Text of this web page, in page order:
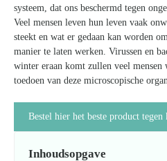
systeem, dat ons beschermd tegen
Veel mensen leven hun leven vaak
steekt en wat er gedaan kan worden
manier te laten werken. Virussen en
winter eraan komt zullen veel mensen
toedoen van deze microscopische
Bestel hier het beste product tegen
Inhoudsopgave